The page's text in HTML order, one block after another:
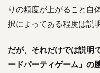
りの頻度が上がること自
択によってある程度は説
だが、それだけでは説明
ードパーティゲーム」の